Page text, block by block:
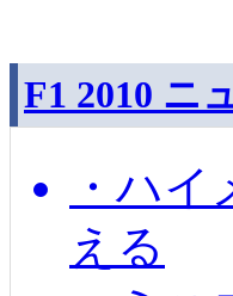
F1 2010 ニ
・ハ
える